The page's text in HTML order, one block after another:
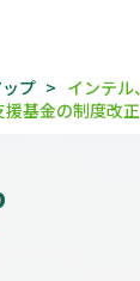
プ
インテル
基金の制度改